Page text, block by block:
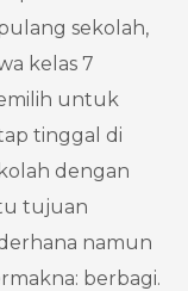
sekolah,
kelas 7
untuk
tinggal di
dengan
tujuan
namun
berbagi.